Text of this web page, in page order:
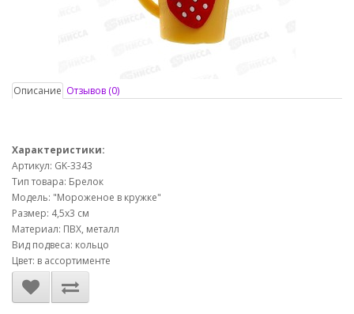
Описание Отзывов (0)
Характеристики:
Артикул: GK-3343
Тип товара: Брелок
Модель: "Мороженое в кружке"
Размер: 4,5х3 см
Материал: ПВХ, металл
Вид подвеса: кольцо
Цвет: в ассортименте